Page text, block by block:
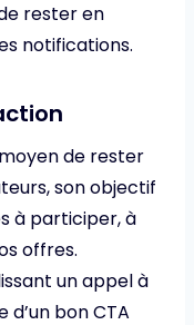
rester en
notifications.
moyen de rester
son objectif
à participer, à
offres.
un appel à
d’un bon CTA